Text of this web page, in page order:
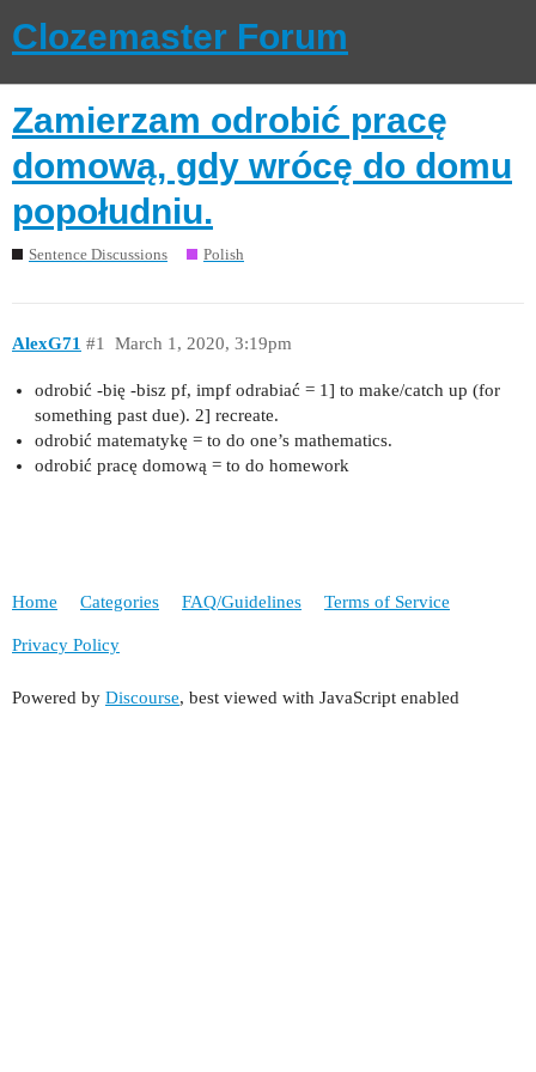
Clozemaster Forum
Zamierzam odrobić pracę
domową, gdy wrócę do domu
popołudniu.
Sentence Discussions Polish
AlexG71 March 1, 2020, 3:19pm
#1
odrobić ‑bię ‑bisz pf, impf odrabiać = 1] to make/catch up (for
something past due). 2] recreate.
odrobić matematykę = to do one’s mathematics.
odrobić pracę domową = to do homework
Home Categories FAQ/Guidelines Terms of Service
Privacy Policy
Powered by Discourse, best viewed with JavaScript enabled